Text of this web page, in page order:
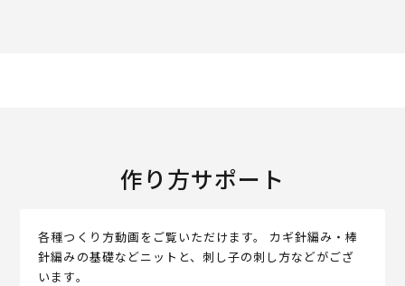
作り方サポート
各種つくり方動画をご覧いただけます。 カギ針編み・棒
針編みの基礎などニットと、刺し子の刺し方などがござ
います。